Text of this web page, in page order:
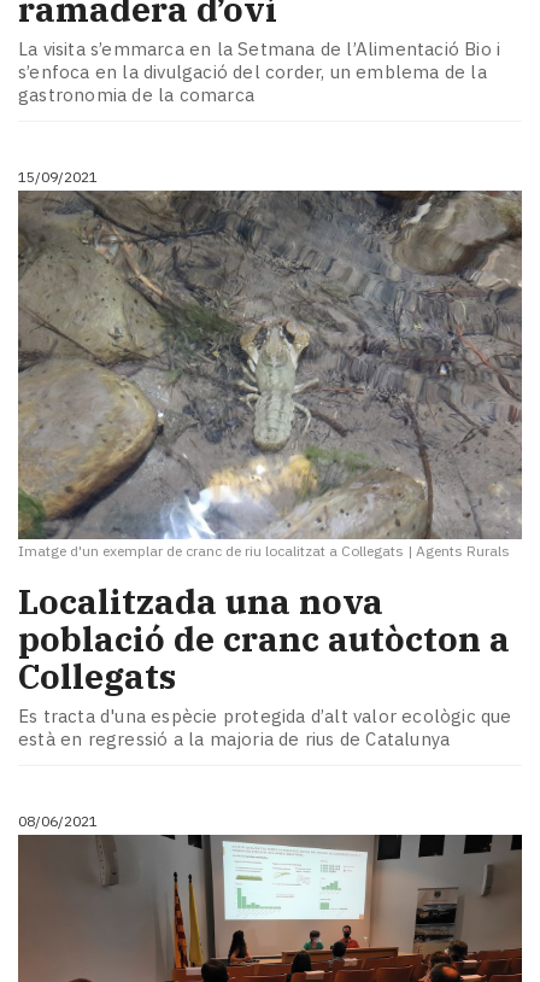
La visita s’emmarca en la Setmana de l’Alimentació Bio i
s’enfoca en la divulgació del corder, un emblema de la
gastronomia de la comarca
15/09/2021
Imatge d'un exemplar de cranc de riu localitzat a Collegats | Agents Rurals
Localitzada una nova
població de cranc autòcton a
Collegats
Es tracta d'una espècie protegida d’alt valor ecològic que
està en regressió a la majoria de rius de Catalunya
08/06/2021